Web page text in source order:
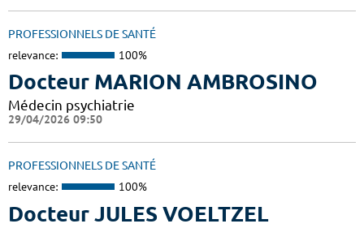
PROFESSIONNELS DE SANTÉ
relevance: 100%
Docteur MARION AMBROSINO
Médecin psychiatrie
29/04/2026 09:50
PROFESSIONNELS DE SANTÉ
relevance: 100%
Docteur JULES VOELTZEL